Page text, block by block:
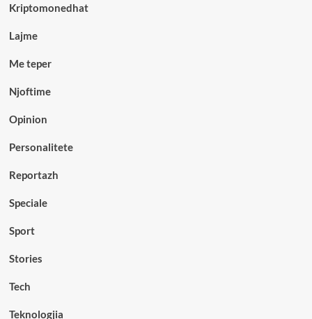
Kriptomonedhat
Lajme
Me teper
Njoftime
Opinion
Personalitete
Reportazh
Speciale
Sport
Stories
Tech
Teknologjia